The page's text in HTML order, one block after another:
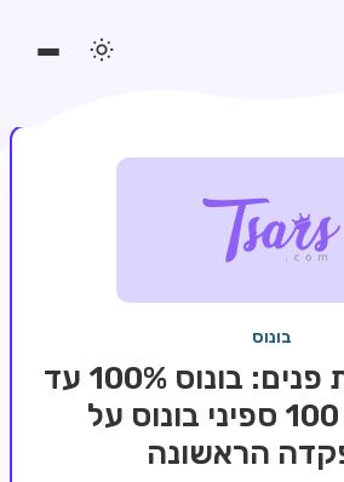
בונוס
חבילת קבלת פנים: בונוס 100% עד
300€ + 100 ספיני בונוס על
הראשונה